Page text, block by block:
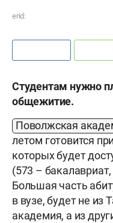
erid:
Студентам нужно
общежитие.
Поволжская
летом готовится
которых будет
(573 –
Большая часть
в вузе, будет не из
академия, а из